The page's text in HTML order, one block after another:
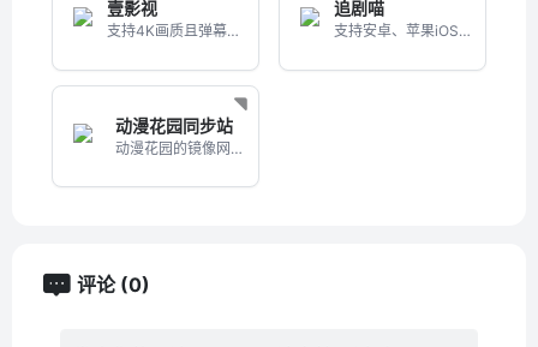
壹影视
支持4K画质且弹幕较多的追剧APP
追剧喵
支持安卓、苹果iOS的影视APP
动漫花园同步站
动漫花园的镜像网站
评论 (0)